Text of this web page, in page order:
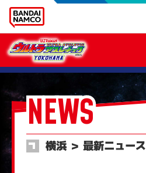
NEWS
横浜 ＞ 最新ニュース